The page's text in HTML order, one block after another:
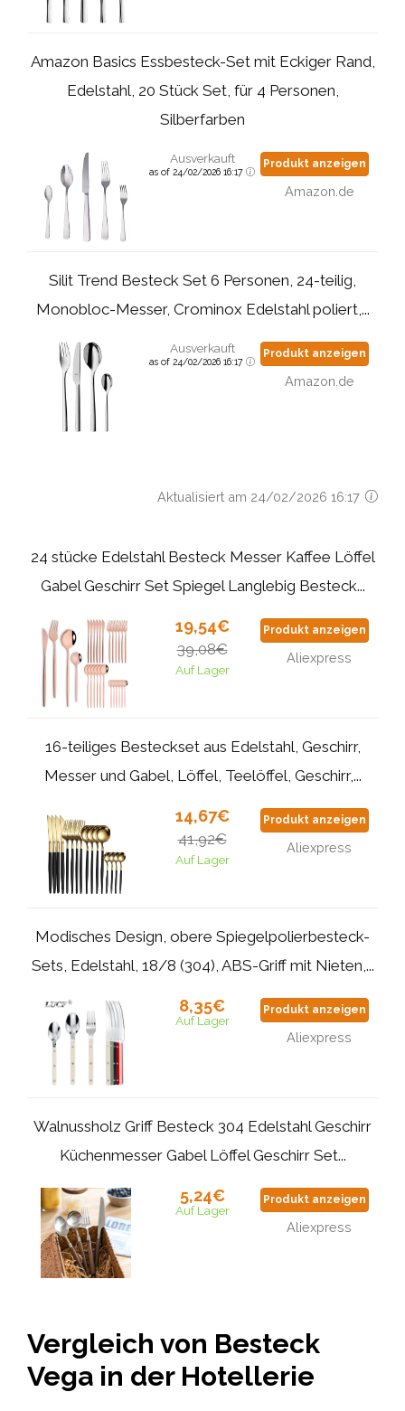
Amazon Basics Essbesteck-Set mit Eckiger Rand,
Edelstahl, 20 Stück Set, für 4 Personen,
Silberfarben
Ausverkauft
as of 24/02/2026 16:17
Produkt anzeigen
Amazon.de
Silit Trend Besteck Set 6 Personen, 24-teilig,
Monobloc-Messer, Crominox Edelstahl poliert,...
Ausverkauft
as of 24/02/2026 16:17
Produkt anzeigen
Amazon.de
Aktualisiert am 24/02/2026 16:17
24 stücke Edelstahl Besteck Messer Kaffee Löffel
Gabel Geschirr Set Spiegel Langlebig Besteck...
19,54€
39,08€
Auf Lager
Produkt anzeigen
Aliexpress
16-teiliges Besteckset aus Edelstahl, Geschirr,
Messer und Gabel, Löffel, Teelöffel, Geschirr,...
14,67€
41,92€
Auf Lager
Produkt anzeigen
Aliexpress
Modisches Design, obere Spiegelpolierbesteck-
Sets, Edelstahl, 18/8 (304), ABS-Griff mit Nieten,...
8,35€
Auf Lager
Produkt anzeigen
Aliexpress
Walnussholz Griff Besteck 304 Edelstahl Geschirr
Küchenmesser Gabel Löffel Geschirr Set...
5,24€
Auf Lager
Produkt anzeigen
Aliexpress
Vergleich von Besteck
Vega in der Hotellerie